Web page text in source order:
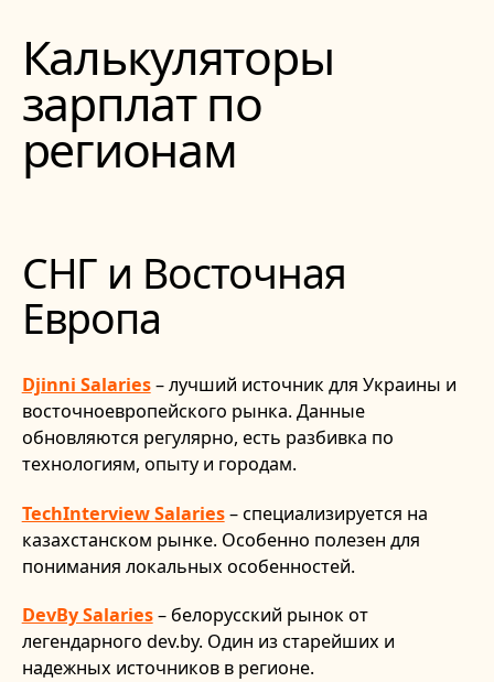
Калькуляторы
зарплат по
регионам
СНГ и Восточная
Европа
Djinni Salaries– лучший источник для Украины и
восточноевропейского рынка. Данные
обновляются регулярно, есть разбивка по
технологиям, опыту и городам.
TechInterview Salaries– специализируется на
казахстанском рынке. Особенно полезен для
понимания локальных особенностей.
DevBy Salaries– белорусский рынок от
легендарного dev.by. Один из старейших и
надежных источников в регионе.